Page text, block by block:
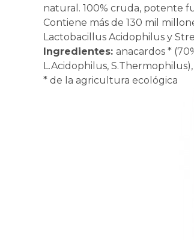
natural. 100% cruda, potente
Contiene más de 130 mil
Lactobacillus Acidophilus y
Ingredientes: anacardos *
L.Acidophilus,
* de la agricultura ecológica